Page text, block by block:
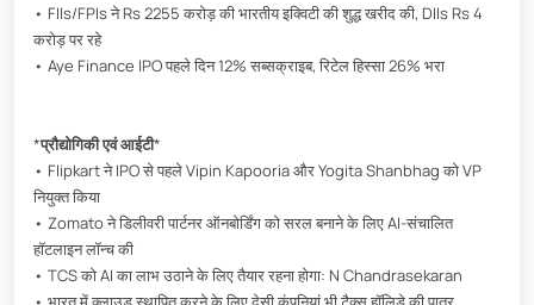
• FIIs/FPIs ने Rs 2255 करोड़ की भारतीय इक्विटी की शुद्ध खरीद की, DIIs Rs 4
करोड़ पर रहे
• Aye Finance IPO पहले दिन 12% सब्सक्राइब, रिटेल हिस्सा 26% भरा
*प्रौद्योगिकी एवं आईटी*
• Flipkart ने IPO से पहले Vipin Kapooria और Yogita Shanbhag को VP
नियुक्त किया
• Zomato ने डिलीवरी पार्टनर ऑनबोर्डिंग को सरल बनाने के लिए AI-संचालित
हॉटलाइन लॉन्च की
• TCS को AI का लाभ उठाने के लिए तैयार रहना होगा: N Chandrasekaran